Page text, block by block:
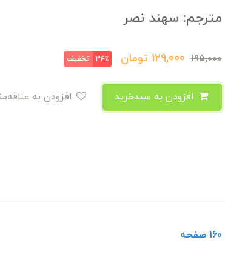
مترجم: سهند نصر
195,000
129,000 تومان 34٪ تخفیف